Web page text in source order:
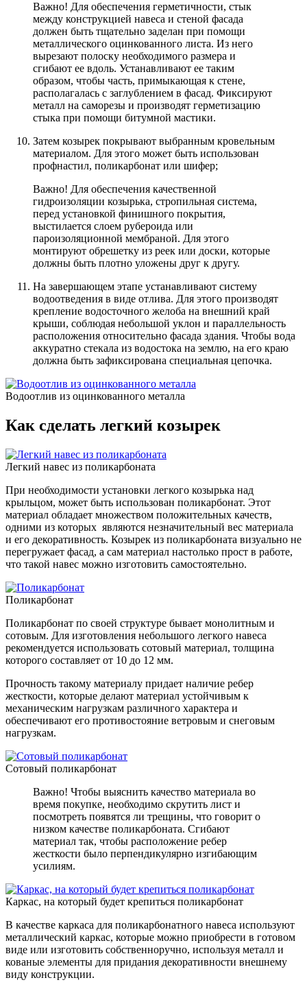
Важно! Для обеспечения герметичности, стык
между конструкцией навеса и стеной фасада
должен быть тщательно заделан при помощи
металлического оцинкованного листа. Из него
вырезают полоску необходимого размера и
сгибают ее вдоль. Устанавливают ее таким
образом, чтобы часть, примыкающая к стене,
располагалась с заглублением в фасад. Фиксируют
металл на саморезы и производят герметизацию
стыка при помощи битумной мастики.
Затем козырек покрывают выбранным кровельным
материалом. Для этого может быть использован
профнастил, поликарбонат или шифер;
Важно! Для обеспечения качественной
гидроизоляции козырька, стропильная система,
перед установкой финишного покрытия,
выстилается слоем рубероида или
пароизоляционной мембраной. Для этого
монтируют обрешетку из реек или доски, которые
должны быть плотно уложены друг к другу.
На завершающем этапе устанавливают систему
водоотведения в виде отлива. Для этого производят
крепление водосточного желоба на внешний край
крыши, соблюдая небольшой уклон и параллельность
расположения относительно фасада здания. Чтобы вода
аккуратно стекала из водостока на землю, на его краю
должна быть зафиксирована специальная цепочка.
Водоотлив из оцинкованного металла
Как сделать легкий козырек
Легкий навес из поликарбоната
При необходимости установки легкого козырька над
крыльцом, может быть использован поликарбонат. Этот
материал обладает множеством положительных качеств,
одними из которых являются незначительный вес материала
и его декоративность. Козырек из поликарбоната визуально не
перегружает фасад, а сам материал настолько прост в работе,
что такой навес можно изготовить самостоятельно.
Поликарбонат
Поликарбонат по своей структуре бывает монолитным и
сотовым. Для изготовления небольшого легкого навеса
рекомендуется использовать сотовый материал, толщина
которого составляет от 10 до 12 мм.
Прочность такому материалу придает наличие ребер
жесткости, которые делают материал устойчивым к
механическим нагрузкам различного характера и
обеспечивают его противостояние ветровым и снеговым
нагрузкам.
Сотовый поликарбонат
Важно! Чтобы выяснить качество материала во
время покупке, необходимо скрутить лист и
посмотреть появятся ли трещины, что говорит о
низком качестве поликарбоната. Сгибают
материал так, чтобы расположение ребер
жесткости было перпендикулярно изгибающим
усилиям.
Каркас, на который будет крепиться поликарбонат
В качестве каркаса для поликарбонатного навеса используют
металлический каркас, которые можно приобрести в готовом
виде или изготовить собственноручно, используя металл и
кованые элементы для придания декоративности внешнему
виду конструкции.